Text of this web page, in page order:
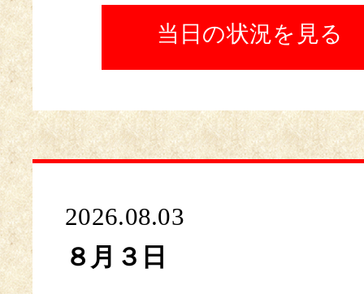
当日の状況を見る
2026.08.03
８月３日